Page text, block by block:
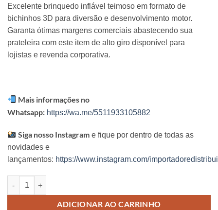
Excelente brinquedo inflável teimoso em formato de
bichinhos 3D para diversão e desenvolvimento motor.
Garanta ótimas margens comerciais abastecendo sua
prateleira com este item de alto giro disponível para
lojistas e revenda corporativa.
Mais informações no
Whatsapp: https://wa.me/5511933105882
Siga nosso Instagram e fique por dentro de todas as
novidades e
lançamentos: https://www.instagram.com/
João Bobo Animais Intex quantidade
ADICIONAR AO CARRINHO